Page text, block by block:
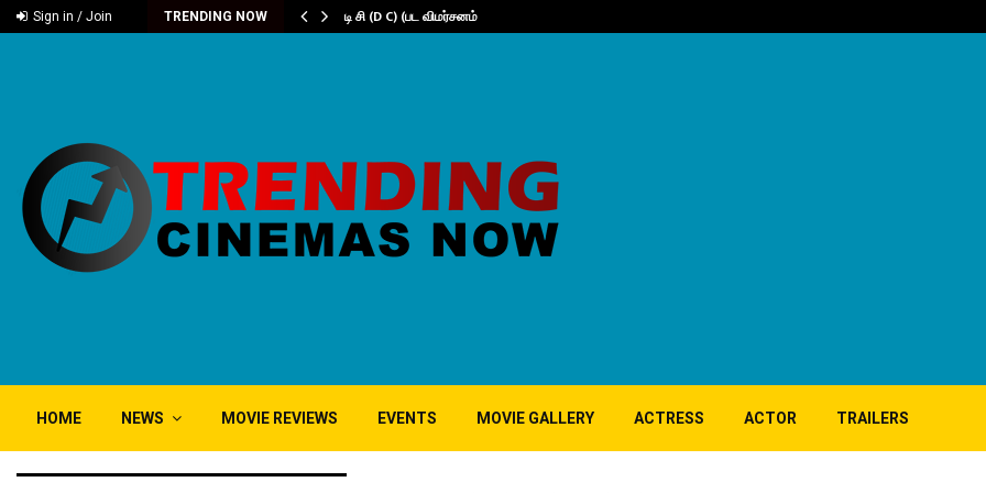
Sign in / Join TRENDING NOW
‘கரிகாலா’ டி சி (D C) (பட விமர்சனம்
HOME NEWS MOVIE REVIEWS EVENTS MOVIE GALLERY ACTRESS ACTOR TRAILERS